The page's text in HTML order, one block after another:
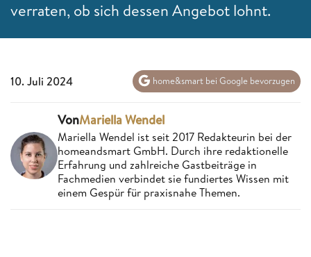
verraten, ob sich dessen Angebot lohnt.
10. Juli 2024 home&smart bei Google bevorzugen
VonMariella Wendel
Mariella Wendel ist seit 2017 Redakteurin bei der
homeandsmart GmbH. Durch ihre redaktionelle
Erfahrung und zahlreiche Gastbeiträge in
Fachmedien verbindet sie fundiertes Wissen mit
einem Gespür für praxisnahe Themen.